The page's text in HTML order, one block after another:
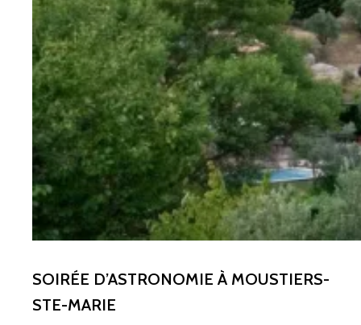
SOIRÉE D’ASTRONOMIE À MOUSTIERS-
STE-MARIE